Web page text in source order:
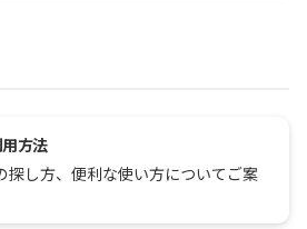
方法
探し方、便利な使い方についてご案